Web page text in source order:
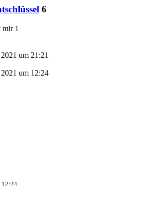
6
1
um 21:21
um 12:24
12:24